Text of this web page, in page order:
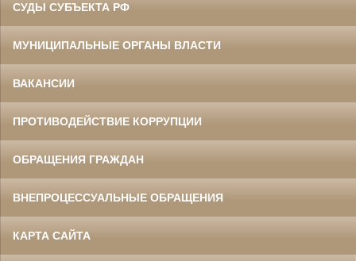
СУДЫ СУБЪЕКТА РФ
МУНИЦИПАЛЬНЫЕ ОРГАНЫ ВЛАСТИ
ВАКАНСИИ
ПРОТИВОДЕЙСТВИЕ КОРРУПЦИИ
ОБРАЩЕНИЯ ГРАЖДАН
ВНЕПРОЦЕССУАЛЬНЫЕ ОБРАЩЕНИЯ
КАРТА САЙТА